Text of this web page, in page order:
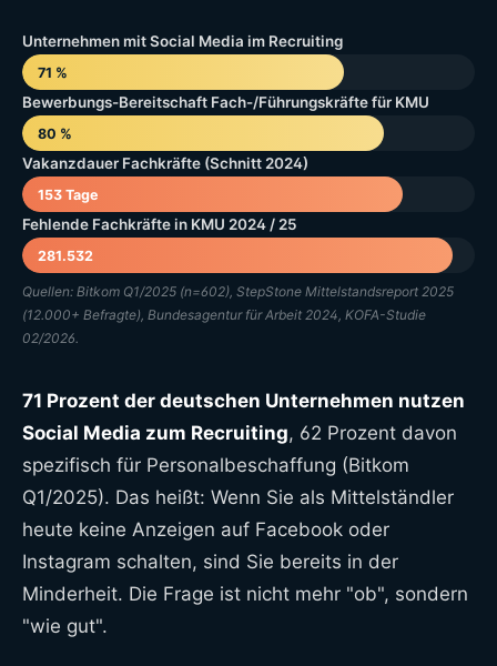
Unternehmen mit Social Media im Recruiting
71 %
Bewerbungs-Bereitschaft Fach-/Führungskräfte für KMU
80 %
Vakanzdauer Fachkräfte (Schnitt 2024)
153 Tage
Fehlende Fachkräfte in KMU 2024 / 25
281.532
Quellen: Bitkom Q1/2025 (n=602), StepStone Mittelstandsreport 2025
(12.000+ Befragte), Bundesagentur für Arbeit 2024, KOFA-Studie
02/2026.
71 Prozent der deutschen Unternehmen nutzen
Social Media zum Recruiting, 62 Prozent davon
spezifisch für Personalbeschaffung (Bitkom
Q1/2025). Das heißt: Wenn Sie als Mittelständler
heute keine Anzeigen auf Facebook oder
Instagram schalten, sind Sie bereits in der
Minderheit. Die Frage ist nicht mehr "ob", sondern
"wie gut".